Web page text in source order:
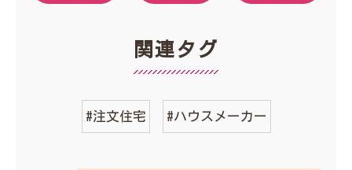
関連タグ
#注文住宅 #ハウスメーカー